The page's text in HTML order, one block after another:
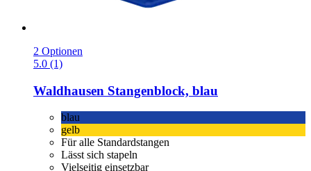
2 Optionen
5.0 (1)
Waldhausen Stangenblock, blau
blau
gelb
Für alle Standardstangen
Lässt sich stapeln
Vielseitig einsetzbar